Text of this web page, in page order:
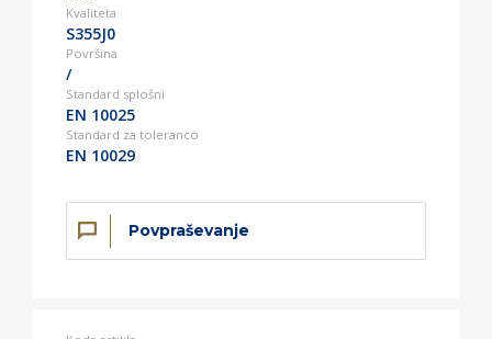
Kvaliteta
S355J0
Površina
/
Standard splošni
EN 10025
Standard za toleranco
EN 10029
Povpraševanje